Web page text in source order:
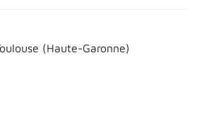
(Haute-Garonne)